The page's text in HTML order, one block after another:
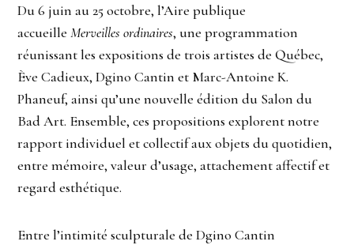
Du 6 juin au 25 octobre, l’Aire publique
accueilleMerveilles ordinaires, une programmation
réunissant les expositions de trois artistes de Québec,
Ève Cadieux, Dgino Cantin et Marc-Antoine K.
Phaneuf, ainsi qu’une nouvelle édition du Salon du
Bad Art. Ensemble, ces propositions explorent notre
rapport individuel et collectif aux objets du quotidien,
entre mémoire, valeur d’usage, attachement affectif et
regard esthétique.
Entre l’intimité sculpturale de Dgino Cantin